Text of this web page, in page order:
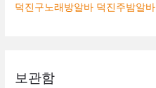
덕진구노래방알바 덕진주밤알바
보관함